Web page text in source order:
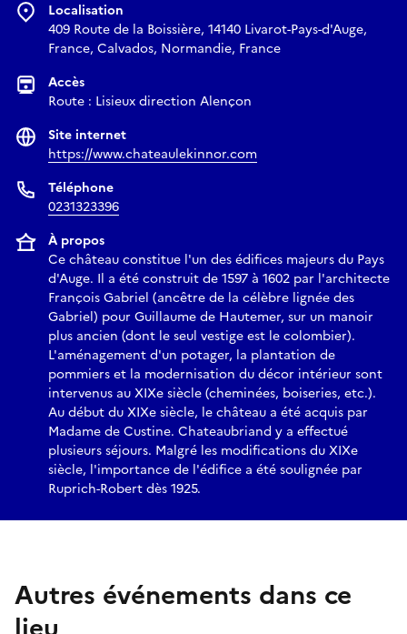
Localisation
409 Route de la Boissière, 14140 Livarot-Pays-d'Auge,
France, Calvados, Normandie, France
Accès
Route : Lisieux direction Alençon
Site internet
https://www.chateaulekinnor.com
Téléphone
0231323396
À propos
Ce château constitue l'un des édifices majeurs du Pays
d'Auge. Il a été construit de 1597 à 1602 par l'architecte
François Gabriel (ancêtre de la célèbre lignée des
Gabriel) pour Guillaume de Hautemer, sur un manoir
plus ancien (dont le seul vestige est le colombier).
L'aménagement d'un potager, la plantation de
pommiers et la modernisation du décor intérieur sont
intervenus au XIXe siècle (cheminées, boiseries, etc.).
Au début du XIXe siècle, le château a été acquis par
Madame de Custine. Chateaubriand y a effectué
plusieurs séjours. Malgré les modifications du XIXe
siècle, l'importance de l'édifice a été soulignée par
Ruprich-Robert dès 1925.
Autres événements dans ce